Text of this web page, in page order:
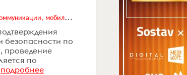
Digital (web-дизайн, интернет-реклама и продвижение, интернет-сообщества и блоги, интернет-коммуникации, мобильный маркетинг, реклама на цифровых экранах)
безопасности по
проведение
по
подробнее